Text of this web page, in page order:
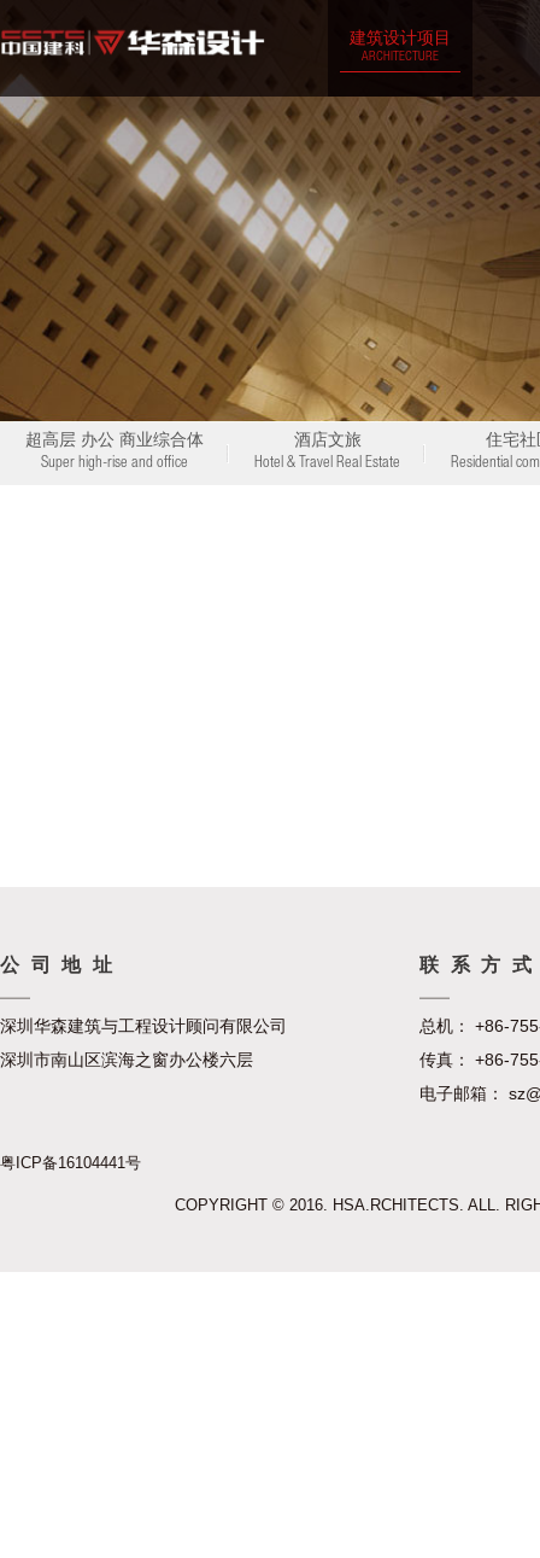
建筑设计项目
ARCHITECTURE
超高层 办公 商业综合体
Super high-rise and office
酒店文旅
Hotel & Travel Real Estate
住宅社
Residential
公司地址
深圳华森建筑与工程设计顾问有限公司
深圳市南山区滨海之窗办公楼六层
联系方
总机： +86-
传真： +86-
电子邮箱：
粤ICP备16104441号
COPYRIGHT © 2016. HSA.RCHITECTS. ALL.